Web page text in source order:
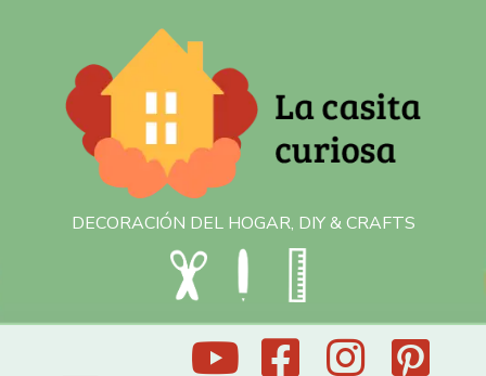
DECORACIÓN DEL HOGAR, DIY & CRAFTS